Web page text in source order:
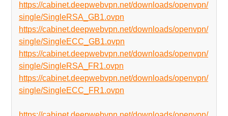
https://cabinet.deepwebvpn.net/downloads/openvpn/
single/SingleRSA_GB1.ovpn
https://cabinet.deepwebvpn.net/downloads/openvpn/
single/SingleECC_GB1.ovpn
https://cabinet.deepwebvpn.net/downloads/openvpn/
single/SingleRSA_FR1.ovpn
https://cabinet.deepwebvpn.net/downloads/openvpn/
single/SingleECC_FR1.ovpn